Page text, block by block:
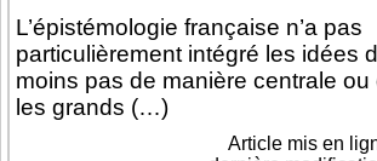
L’épistémologie française n’a pas
particulièrement intégré les idées
moins pas de manière centrale ou
les grands (…)
Article mis en